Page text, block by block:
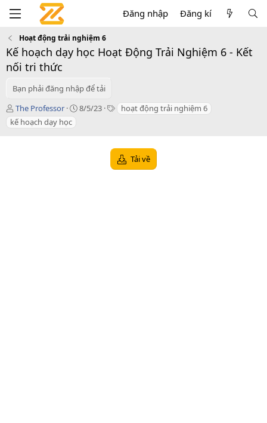
Đăng nhập Đăng kí
Hoạt động trải nghiệm 6
Kế hoạch dạy học Hoạt Động Trải Nghiệm 6 - Kết
nối tri thức
Bạn phải đăng nhập để tải
T
á
c
The Professor
C
8/5/23
T hoạt động trải nghiệm 6
kế hoạch dạy học
Tải về